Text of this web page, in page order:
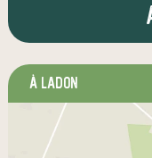
à Ladon